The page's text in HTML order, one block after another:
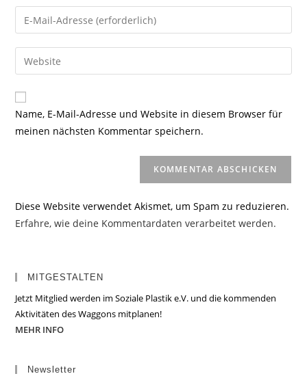
Namen
oder
zum
Kommentieren
ein
Gib
deine
E-
Mail-
zum
Kommentieren
ein
Gib
deine
Website-
URL
Name, E-Mail-Adresse und Website in diesem Browser für
meinen nächsten Kommentar speichern.
Diese Website verwendet Akismet, um Spam zu reduzieren.
Erfahre, wie deine Kommentardaten verarbeitet werden.
MITGESTALTEN
Jetzt Mitglied werden im Soziale Plastik e.V. und die kommenden
Aktivitäten des Waggons mitplanen!
MEHR INFO
Newsletter